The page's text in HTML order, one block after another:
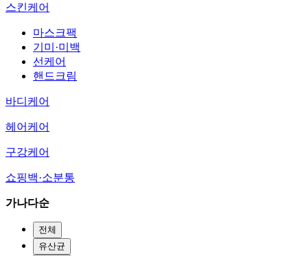
스킨케어
마스크팩
기미·미백
선케어
핸드크림
바디케어
헤어케어
구강케어
쇼핑백·소분통
가나다순
전체
유산균